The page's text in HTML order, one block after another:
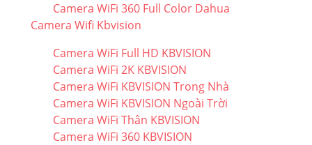
Camera WiFi 360 Full Color Dahua
Camera Wifi Kbvision
Camera WiFi Full HD KBVISION
Camera WiFi 2K KBVISION
Camera WiFi KBVISION Trong Nhà
Camera WiFi KBVISION Ngoài Trời
Camera WiFi Thân KBVISION
Camera WiFi 360 KBVISION